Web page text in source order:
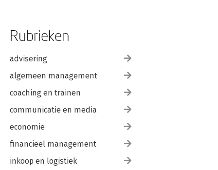
Rubrieken
advisering
algemeen management
coaching en trainen
communicatie en media
economie
financieel management
inkoop en logistiek